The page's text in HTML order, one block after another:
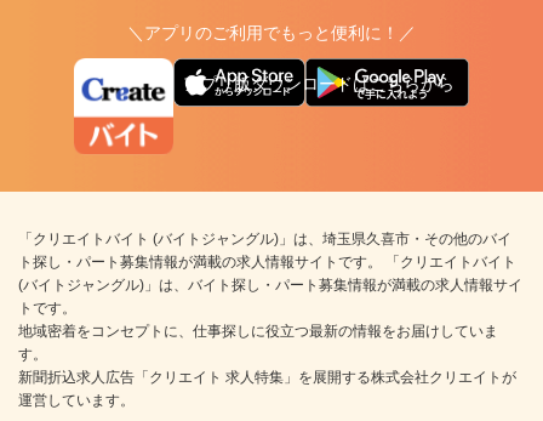
＼アプリのご利用でもっと便利に！／
アプリ版ダウンロードはこちらから
「クリエイトバイト (バイトジャングル)」は、埼玉県久喜市・その他のバイ
ト探し・パート募集情報が満載の求人情報サイトです。 「クリエイトバイト
(バイトジャングル)」は、バイト探し・パート募集情報が満載の求人情報サイ
トです。
地域密着をコンセプトに、仕事探しに役立つ最新の情報をお届けしていま
す。
新聞折込求人広告「クリエイト 求人特集」を展開する株式会社クリエイトが
運営しています。